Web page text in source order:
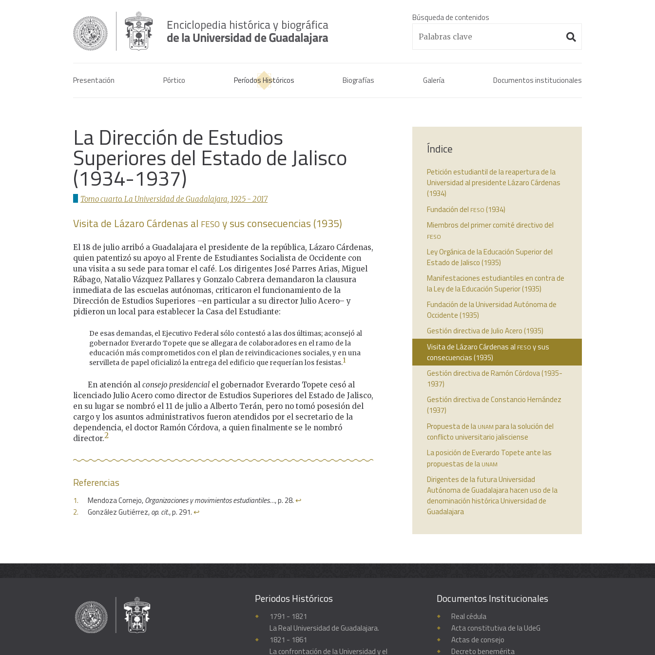
Búsqueda de contenidos
Presentación Pórtico Períodos Históricos Biografías Galería Documentos institucionales
Índice
Petición estudiantil de la reapertura de la
Universidad al presidente Lázaro Cárdenas
(1934)
Fundación del feso(1934)
Miembros del primer comité directivo del
feso
Ley Orgánica de la Educación Superior del
Estado de Jalisco (1935)
Manifestaciones estudiantiles en contra de
la Ley de la Educación Superior (1935)
Fundación de la Universidad Autónoma de
Occidente (1935)
Gestión directiva de Julio Acero (1935)
Visita de Lázaro Cárdenas al fesoy sus
consecuencias (1935)
Gestión directiva de Ramón Córdova (1935-
1937)
Gestión directiva de Constancio Hernández
(1937)
Propuesta de launampara la solución del
conflicto universitario jalisciense
La posición de Everardo Topete ante las
propuestas de launam
Dirigentes de la futura Universidad
Autónoma de Guadalajara hacen uso de la
denominación histórica Universidad de
Guadalajara
La Dirección de Estudios
Superiores del Estado de Jalisco
(1934-1937)
Tomo cuarto. La Universidad de Guadalajara, 1925 - 2017
Visita de Lázaro Cárdenas al fesoy sus consecuencias (1935)
El 18 de julio arribó a Guadalajara el presidente de la república, Lázaro Cárdenas,
quien patentizó su apoyo al Frente de Estudiantes Socialista de Occidente con
una visita a su sede para tomar el café. Los dirigentes José Parres Arias, Miguel
Rábago, Natalio Vázquez Pallares y Gonzalo Cabrera demandaron la clausura
inmediata de las escuelas autónomas, criticaron el funcionamiento de la
Dirección de Estudios Superiores –en particular a su director Julio Acero– y
pidieron un local para establecer la Casa del Estudiante:
De esas demandas, el Ejecutivo Federal sólo contestó a las dos últimas; aconsejó al
gobernador Everardo Topete que se allegara de colaboradores en el ramo de la
educación más comprometidos con el plan de reivindicaciones sociales, y en una
servilleta de papel oficializó la entrega del edificio que requerían los fesistas.1
En atención al consejo presidencial el gobernador Everardo Topete cesó al
licenciado Julio Acero como director de Estudios Superiores del Estado de Jalisco,
en su lugar se nombró el 11 de julio a Alberto Terán, pero no tomó posesión del
cargo y los asuntos administrativos fueron atendidos por el secretario de la
dependencia, el doctor Ramón Córdova, a quien finalmente se le nombró
director.2
Referencias
Mendoza Cornejo,Organizaciones y movimientos estudiantiles…, p. 28.↩︎
González Gutiérrez,op. cit., p. 291.↩︎
Enciclopedia histórica y biográfica de la Universidad de Guadalajara
Periodos Históricos
1791 - 1821
La Real Universidad de Guadalajara.
1821 - 1861
La confrontación de la Universidad y el
Documentos Institucionales
Real cédula
Acta constitutiva de la UdeG
Actas de consejo
Decreto benemérita